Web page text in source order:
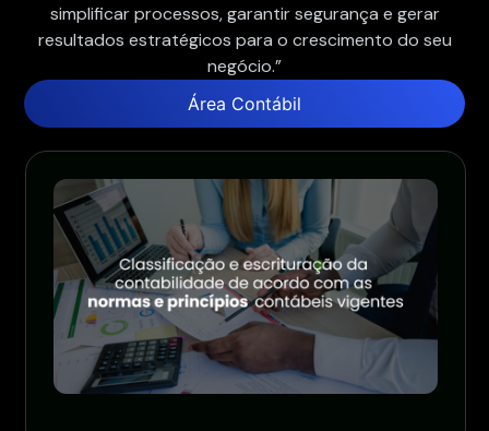
simplificar processos, garantir segurança e gerar
resultados estratégicos para o crescimento do seu
negócio.”
Área Contábil